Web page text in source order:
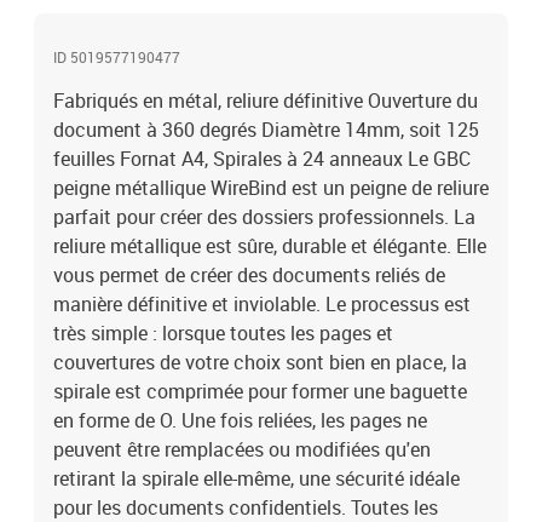
ID 5019577190477
Fabriqués en métal, reliure définitive Ouverture du
document à 360 degrés Diamètre 14mm, soit 125
feuilles Fornat A4, Spirales à 24 anneaux Le GBC
peigne métallique WireBind est un peigne de reliure
parfait pour créer des dossiers professionnels. La
reliure métallique est sûre, durable et élégante. Elle
vous permet de créer des documents reliés de
manière définitive et inviolable. Le processus est
très simple : lorsque toutes les pages et
couvertures de votre choix sont bien en place, la
spirale est comprimée pour former une baguette
en forme de O. Une fois reliées, les pages ne
peuvent être remplacées ou modifiées qu'en
retirant la spirale elle-même, une sécurité idéale
pour les documents confidentiels. Toutes les